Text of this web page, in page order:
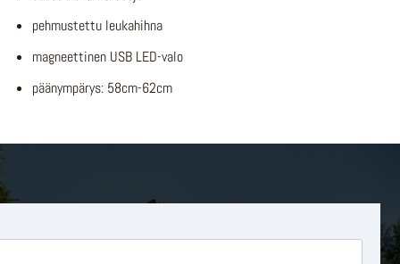
pehmustettu leukahihna
magneettinen USB LED-valo
päänympärys: 58cm-62cm